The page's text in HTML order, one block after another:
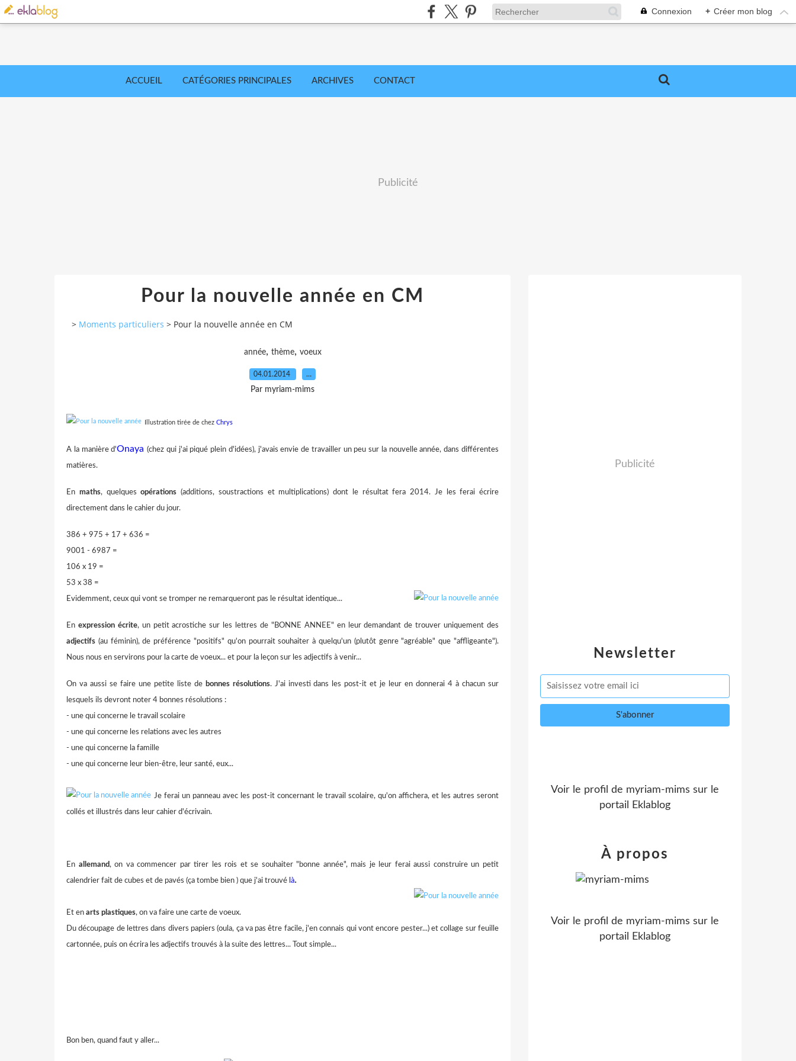
Connexion + Créer mon blog
ACCUEIL CATÉGORIES PRINCIPALES ARCHIVES CONTACT
Publicité
Pour la nouvelle année en CM
> Moments particuliers > Pour la nouvelle année en CM
année, thème, voeux
04.01.2014 …
Par myriam-mims
Illustration tirée de chez Chrys
A la manière d'Onaya(chez qui j'ai piqué plein d'idées), j'avais envie de travailler un peu sur la nouvelle année, dans différentes
matières.
En maths, quelquesopérations (additions, soustractions et multiplications) dont le résultat fera 2014. Je les ferai écrire
directement dans le cahier du jour.
386 + 975 + 17 + 636 =
9001 - 6987 =
106 x 19 =
53 x 38 =
Evidemment, ceux qui vont se tromper ne remarqueront pas le résultat identique...
En expression écrite, un petit acrostiche sur les lettres de "BONNE ANNEE" en leur demandant de trouver uniquement des
adjectifs (au féminin), de préférence "positifs" qu'on pourrait souhaiter à quelqu'un (plutôt genre "agréable" que "affligeante").
Nous nous en servirons pour la carte de voeux... et pour la leçon sur les adjectifs à venir...
On va aussi se faire une petite liste de bonnes résolutions. J'ai investi dans les post-it et je leur en donnerai 4 à chacun sur
lesquels ils devront noter 4 bonnes résolutions :
- une qui concerne le travail scolaire
- une qui concerne les relations avec les autres
- une qui concerne la famille
- une qui concerne leur bien-être, leur santé, eux...
Je ferai un panneau avec les post-it concernant le travail scolaire, qu'on affichera, et les autres seront
collés et illustrés dans leur cahier d'écrivain.
En allemand, on va commencer par tirer les rois et se souhaiter "bonne année", mais je leur ferai aussi construire un petit
calendrier fait de cubes et de pavés (ça tombe bien ) que j'ai trouvé là.
Et en arts plastiques, on va faire une carte de voeux.
Du découpage de lettres dans divers papiers (oula, ça va pas être facile, j'en connais qui vont encore pester...) et collage sur feuille
cartonnée, puis on écrira les adjectifs trouvés à la suite des lettres... Tout simple...
Bon ben, quand faut y aller...
Newsletter
Publicité
Voir le profil de myriam-mims sur le
portail Eklablog
À propos
Voir le profil de myriam-mims sur le
portail Eklablog